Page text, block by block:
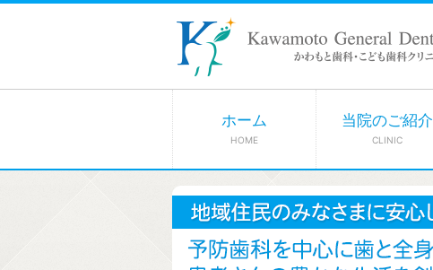
ホーム
HOME
当院のご紹介
CLINIC